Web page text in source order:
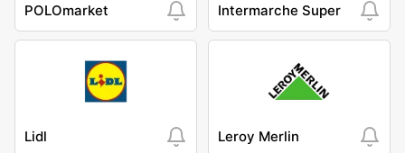
POLOmarket Intermarche Super
Lidl Leroy Merlin